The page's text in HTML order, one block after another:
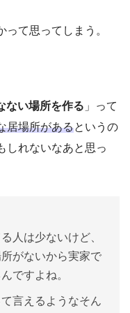
て思ってしまう。
ない場所を作る 」って
居場所があるというの
しれないなあと思っ
人は少ないけど、
がないから実家で
ですよね。
言えるようなそん